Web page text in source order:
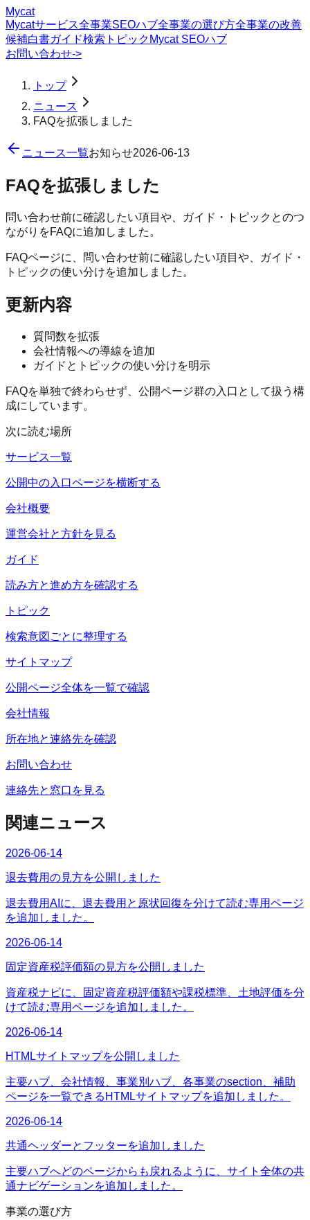
Mycat
Mycatサービス全事業SEOハブ全事業の選び方全事業の改善
候補白書ガイド検索トピック Mycat SEOハブ
お問い合わせ->
トップ
ニュース
FAQを拡張しました
ニュース一覧お知らせ2026-06-13
FAQを拡張しました
問い合わせ前に確認したい項目や、ガイド・トピックとのつ
ながりをFAQに追加しました。
FAQページに、問い合わせ前に確認したい項目や、ガイド・
トピックの使い分けを追加しました。
更新内容
質問数を拡張
会社情報への導線を追加
ガイドとトピックの使い分けを明示
FAQを単独で終わらせず、公開ページ群の入口として扱う構
成にしています。
次に読む場所
サービス一覧
公開中の入口ページを横断する
会社概要
運営会社と方針を見る
ガイド
読み方と進め方を確認する
トピック
検索意図ごとに整理する
サイトマップ
公開ページ全体を一覧で確認
会社情報
所在地と連絡先を確認
お問い合わせ
連絡先と窓口を見る
関連ニュース
2026-06-14
退去費用の見方を公開しました
退去費用AIに、退去費用と原状回復を分けて読む専用ページ
を追加しました。
2026-06-14
固定資産税評価額の見方を公開しました
資産税ナビに、固定資産税評価額や課税標準、土地評価を分
けて読む専用ページを追加しました。
2026-06-14
HTMLサイトマップを公開しました
主要ハブ、会社情報、事業別ハブ、各事業のsection、補助
ページを一覧できるHTMLサイトマップを追加しました。
2026-06-14
共通ヘッダーとフッターを追加しました
主要ハブへどのページからも戻れるように、サイト全体の共
通ナビゲーションを追加しました。
事業の選び方